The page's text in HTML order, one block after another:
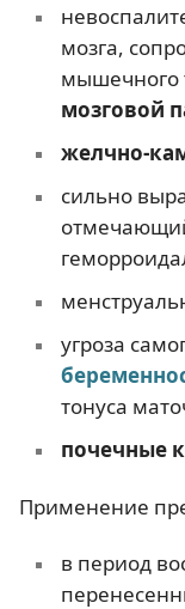
мозга,
мышечного
мозговой
желчно-
сильно
угроза
тонуса
почечные
Применение
в период